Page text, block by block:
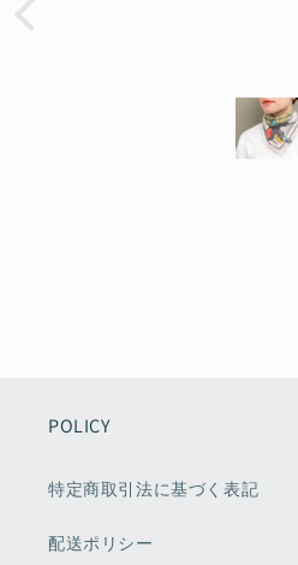
POLICY
特定商取引法に基づく表記
配送ポリシー